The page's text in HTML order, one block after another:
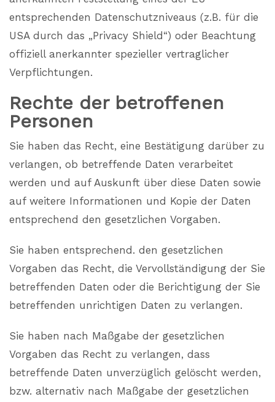
entsprechenden Datenschutzniveaus (z.B. für die
USA durch das „Privacy Shield“) oder Beachtung
offiziell anerkannter spezieller vertraglicher
Verpflichtungen.
Rechte der betroffenen
Personen
Sie haben das Recht, eine Bestätigung darüber zu
verlangen, ob betreffende Daten verarbeitet
werden und auf Auskunft über diese Daten sowie
auf weitere Informationen und Kopie der Daten
entsprechend den gesetzlichen Vorgaben.
Sie haben entsprechend. den gesetzlichen
Vorgaben das Recht, die Vervollständigung der Sie
betreffenden Daten oder die Berichtigung der Sie
betreffenden unrichtigen Daten zu verlangen.
Sie haben nach Maßgabe der gesetzlichen
Vorgaben das Recht zu verlangen, dass
betreffende Daten unverzüglich gelöscht werden,
bzw. alternativ nach Maßgabe der gesetzlichen